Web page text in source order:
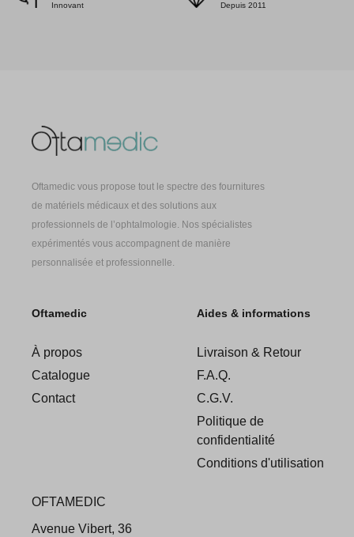
Innovant Depuis 2011
Oftamedic vous propose tout le spectre des fournitures
de matériels médicaux et des solutions aux
professionnels de l’ophtalmologie. Nos spécialistes
expérimentés vous accompagnent de manière
personnalisée et professionnelle.
Oftamedic
À propos
Catalogue
Contact
Aides & informations
Livraison & Retour
F.A.Q.
C.G.V.
Politique de
confidentialité
Conditions d'utilisation
OFTAMEDIC
Avenue Vibert, 36